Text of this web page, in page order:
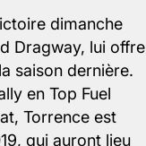
dimanche
Dragway, lui offre
saison dernière.
en Top Fuel
Torrence est
qui auront lieu